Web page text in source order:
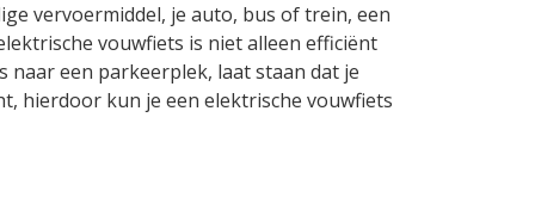
vervoermiddel, je auto, bus of trein, een
vouwfiets is niet alleen efficiënt
een parkeerplek, laat staan dat je
hierdoor kun je een elektrische vouwfiets